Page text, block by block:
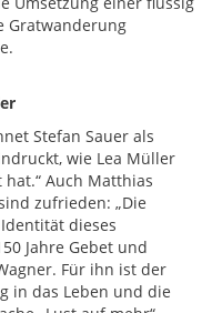
Gratwanderung
Stefan Sauer als
wie Lea Müller
Auch Matthias
zufrieden: „Die
dieses
Jahre Gebet und
Für ihn ist der
in das Leben und die